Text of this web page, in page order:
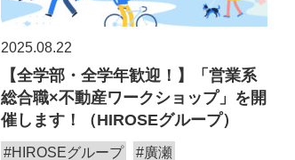
2025.08.22
【全学部・全学年歓迎！】「営業系
総合職×不動産ワークショップ」を開
催します！（HIROSEグループ）
#HIROSEグループ #廣瀬